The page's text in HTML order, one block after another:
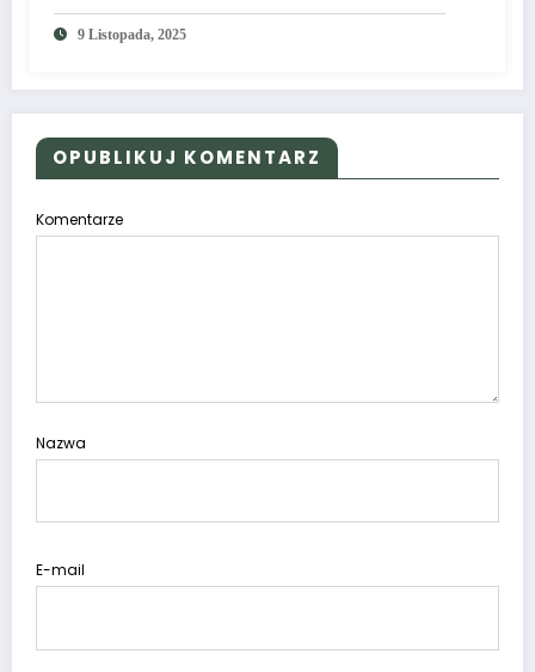
9 Listopada, 2025
OPUBLIKUJ KOMENTARZ
Komentarze
Nazwa
E-mail